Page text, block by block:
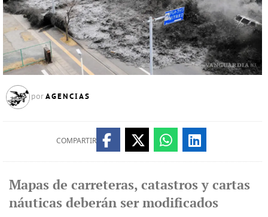
por AGENCIAS
COMPARTIR
Mapas de carreteras, catastros y cartas
náuticas deberán ser modificados